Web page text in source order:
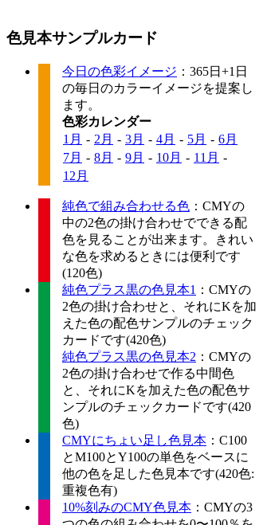
色見本サンプルカード
今日の色彩イメージ ：365日+1日
の毎日のカラーイメージを提案し
ます。
色彩カレンダー
1月 - 2月 - 3月 - 4月 - 5月 - 6月
7月 - 8月 - 9月 - 10月 - 11月 -
12月
純色で組み合わせる色 ：CMYの
中の2色の掛け合わせでできる配
色を見ることが出来ます。きれい
な色を求めるときには便利です
(120色)
純色プラス黒の色見本1 ：CMYの
2色の掛け合わせと、それにKを加
えた色の配色サンプルのチェック
カードです(420色)
純色プラス黒の色見本2 ：CMYの
2色の掛け合わせで作る中間色
と、それにKを加えた色の配色サ
ンプルのチェックカードです(420
色)
CMYにちょい足し色見本 ：C100
とM100とY100の単色をベースに
他の色を足した色見本です(420色:
重複色有)
10%刻みのCMY色見本 ：CMYの3